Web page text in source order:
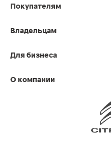
Покупателям
Владельцам
Для бизнеса
О компании